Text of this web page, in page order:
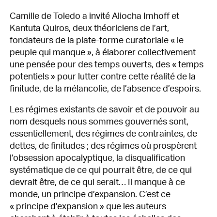
Camille de Toledo a invité Aliocha Imhoff et
Kantuta Quiros, deux théoriciens de l’art,
fondateurs de la plate-forme curatoriale « le
peuple qui manque », à élaborer collectivement
une pensée pour des temps ouverts, des « temps
potentiels » pour lutter contre cette réalité de la
finitude, de la mélancolie, de l’absence d’espoirs.
Les régimes existants de savoir et de pouvoir au
nom desquels nous sommes gouvernés sont,
essentiellement, des régimes de contraintes, de
dettes, de finitudes ; des régimes où prospèrent
l’obsession apocalyptique, la disqualification
systématique de ce qui pourrait être, de ce qui
devrait être, de ce qui serait… Il manque à ce
monde, un principe d’expansion. C’est ce
« principe d’expansion » que les auteurs